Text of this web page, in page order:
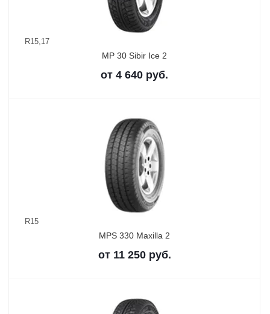
R15,17
MP 30 Sibir Ice 2
от 4 640 руб.
R15
MPS 330 Maxilla 2
от 11 250руб.